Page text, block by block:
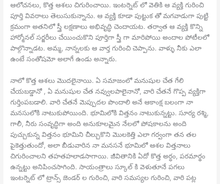
ఆలోచనలు, కొత్త ఆశలు చిగురించాయి. ఇంటర్నెట్ లో వెతికి ఆ వ్యక్తి గురించి
పూర్తి వివరాలు తెలుసుకున్నాను. ఆ వ్యక్తి కూడా పుట్టుక తో మగవాడుగా పుట్టి
క్రమంగా అతనిలో స్త్రీ లక్షణాలు అభివృద్ధి చెందాయట. తర్వాత ఆ వ్యక్తి కొన్ని
హార్మోనల్ సర్జరీలు చేయించుకొని పూర్తిగా స్త్రీ గా మారిపోయి అందాల పోటీలలో
పాల్గొన్నాడట. అమ్మ, నాన్నలకు ఆ వార్త గురించి చెప్పాను. వాళ్ళు నీకు ఎలా
ఉంటే సంతోషమో అలాగే ఉండు అన్నారు.
నాలో కొత్త ఆశలు మొదలైనాయి. ఏ సమాజంలో మనుషుల చేత గేలి
చేయబడ్డానో , ఏ మనుషుల చేత నవ్వులపాలైనానో, వారి చేతనే గొప్ప వ్యక్తిగా
గుర్తింపబడాలి. వారి చేతనే మెప్పుదల పొందాలి అనే ఆకాంక్ష బలంగా నా
మనసులోకి నాటుకుపోయింది. భూమిలోకి విత్తనం నాటుకున్నట్టు. సూర్య రశ్మి,
గాలీ, నీరు సంవృద్ధిగా అంది అనుకూలమైన నేలలో పోషకాలను అంది
పుచ్చుకున్న విత్తనం భూమిని చీల్చుకొని మొలకెత్తి ఎలా గర్వంగా తన తల
పైకెత్తుతుందో, అలా బీడువారిన నా మనసనే భూమిలో ఆశల విత్తనాలు
చిగురించాలని తహతహలాడసాగాయి. జీవితానికి ఏదో కొత్త అర్ధం, పరమార్థం
ఉన్నట్టు అనిపించసాగింది. సాయంత్రాలు స్కూల్ కి వెళుతూనే పగలు
ఇంటర్నెట్ లో ట్రాన్స్ జెండర్ ల గురించి, వారి సమస్యల గురించి, వారి పట్ల